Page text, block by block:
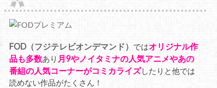
FOD（フジテレビオンデマンド） ではオリジナル作
品も多数あり 月9やノイタミナの人気アニメやあの
番組の人気コーナーがコミカライズしたりと他では
読めない作品がたくさん！